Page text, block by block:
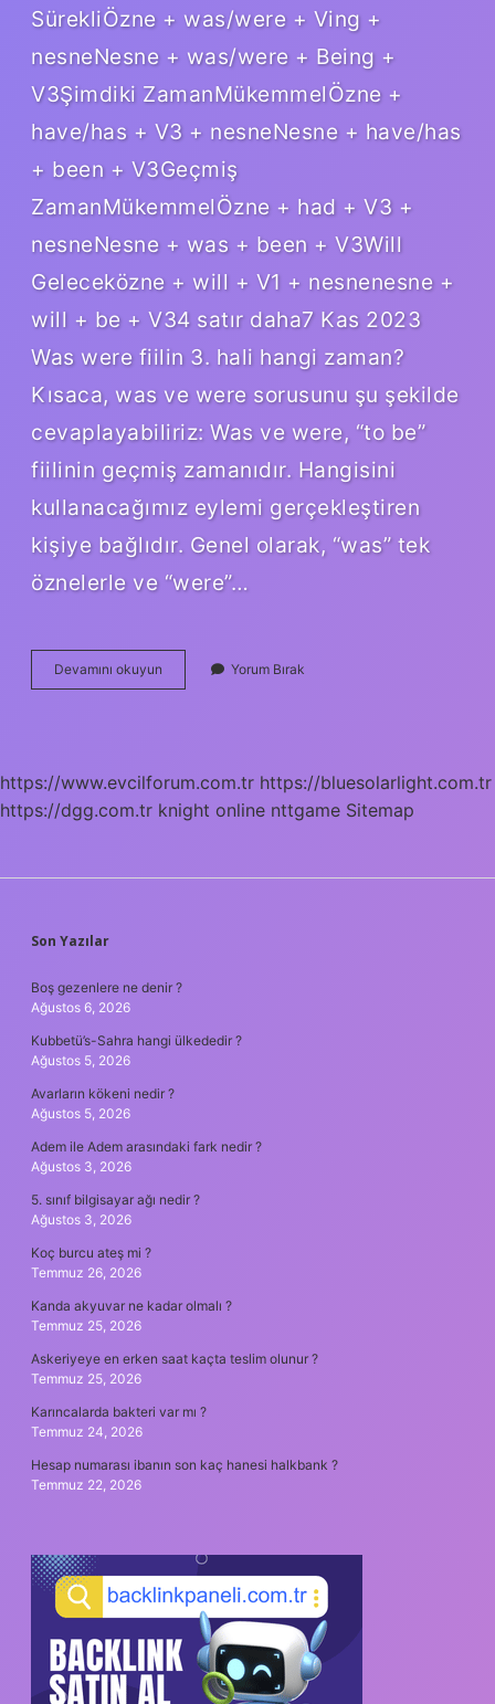
SürekliÖzne + was/were + Ving +
nesneNesne + was/were + Being +
V3Şimdiki ZamanMükemmelÖzne +
have/has + V3 + nesneNesne + have/has
+ been + V3Geçmiş
ZamanMükemmelÖzne + had + V3 +
nesneNesne + was + been + V3Will
Geleceközne + will + V1 + nesnenesne +
will + be + V34 satır daha7 Kas 2023
Was were fiilin 3. hali hangi zaman?
Kısaca, was ve were sorusunu şu şekilde
cevaplayabiliriz: Was ve were, “to be”
fiilinin geçmiş zamanıdır. Hangisini
kullanacağımız eylemi gerçekleştiren
kişiye bağlıdır. Genel olarak, “was” tek
öznelerle ve “were”…
Devamını okuyun
Were
Yorum Bırak
https://www.evcilforum.com.tr https://bluesolarlight.com.tr
https://dgg.com.tr knight online nttgame Sitemap
SIDEBAR
Son Yazılar
Boş gezenlere ne denir ?
Ağustos 6, 2026
Kubbetü’s-Sahra hangi ülkededir ?
Ağustos 5, 2026
Avarların kökeni nedir ?
Ağustos 5, 2026
Adem ile Adem arasındaki fark nedir ?
Ağustos 3, 2026
5. sınıf bilgisayar ağı nedir ?
Ağustos 3, 2026
Koç burcu ateş mi ?
Temmuz 26, 2026
Kanda akyuvar ne kadar olmalı ?
Temmuz 25, 2026
Askeriyeye en erken saat kaçta teslim olunur ?
Temmuz 25, 2026
Karıncalarda bakteri var mı ?
Temmuz 24, 2026
Hesap numarası ibanın son kaç hanesi halkbank ?
Temmuz 22, 2026